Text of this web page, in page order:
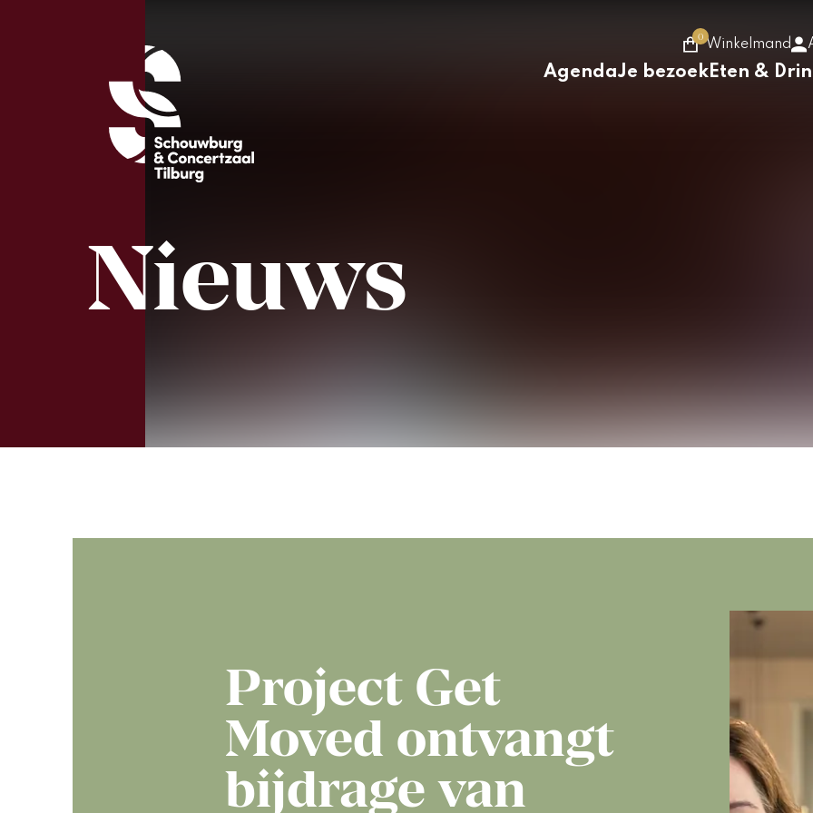
0
Winkelmand
AgendaJe bezoekEten &
Nieuws
Project Get
Moved ontvangt
bijdrage van